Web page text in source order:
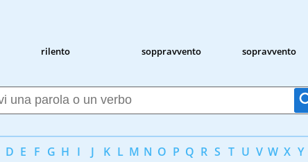
rilento soppravvento
sopravvento
D E F G H I J K L M N O P Q R S T U V W X Y